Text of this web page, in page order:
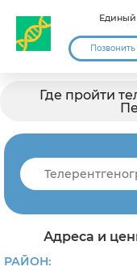
Единый
Где пройти
Адреса и
РАЙОН: